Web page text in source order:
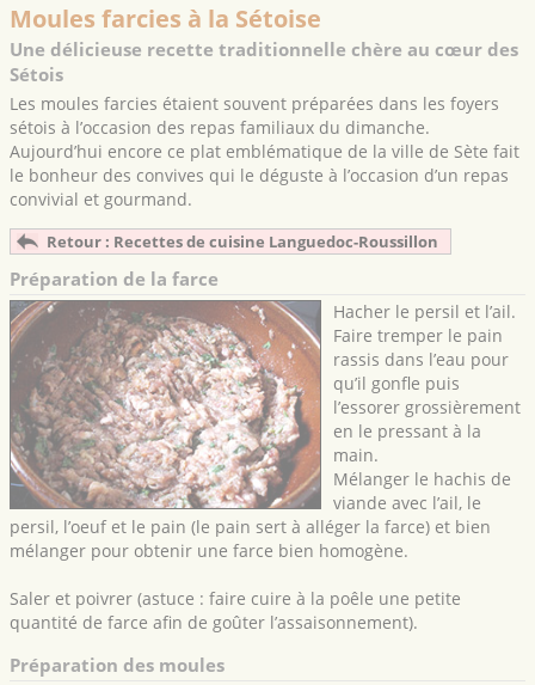
Moules farcies à la Sétoise
Une délicieuse recette traditionnelle chère au cœur des
Sétois
Les moules farcies étaient souvent préparées dans les foyers
sétois à l’occasion des repas familiaux du dimanche.
Aujourd’hui encore ce plat emblématique de la ville de Sète fait
le bonheur des convives qui le déguste à l’occasion d’un repas
convivial et gourmand.
Retour : Recettes de cuisine Languedoc-Roussillon
Préparation de la farce
Hacher le persil et l’ail.
Faire tremper le pain
rassis dans l’eau pour
qu’il gonfle puis
l’essorer grossièrement
en le pressant à la
main.
Mélanger le hachis de
viande avec l’ail, le
persil, l’oeuf et le pain (le pain sert à alléger la farce) et bien
mélanger pour obtenir une farce bien homogène.
Saler et poivrer (astuce : faire cuire à la poêle une petite
quantité de farce afin de goûter l’assaisonnement).
Préparation des moules